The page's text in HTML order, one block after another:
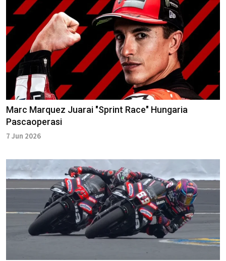
Marc Marquez Juarai "Sprint Race" Hungaria
Pascaoperasi
7 Jun 2026